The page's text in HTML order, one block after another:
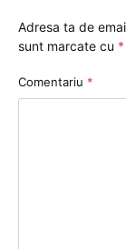
Adresa ta de
sunt marcate cu *
Comentariu *